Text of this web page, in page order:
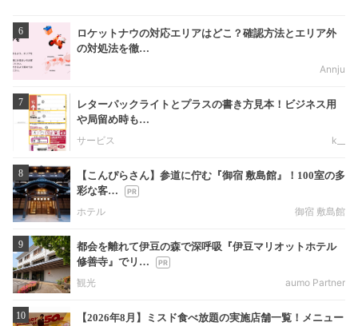
6
ロケットナウの対応エリアはどこ？確認方法とエリア外
の対処法を徹…
Annju
7
レターパックライトとプラスの書き方見本！ビジネス用
や局留め時も…
サービス
k__
8
【こんぴらさん】参道に佇む『御宿 敷島館』！100室の多
彩な客…
ホテル
御宿 敷島館
9
都会を離れて伊豆の森で深呼吸『伊豆マリオットホテル
修善寺』でリ…
観光
aumo Partner
10
【2026年8月】ミスド食べ放題の実施店舗一覧！メニュー